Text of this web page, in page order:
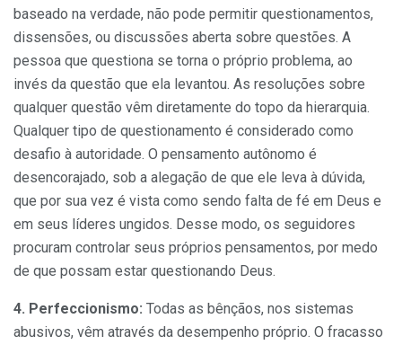
baseado na verdade, não pode permitir questionamentos,
dissensões, ou discussões aberta sobre questões. A
pessoa que questiona se torna o próprio problema, ao
invés da questão que ela levantou. As resoluções sobre
qualquer questão vêm diretamente do topo da hierarquia.
Qualquer tipo de questionamento é considerado como
desafio à autoridade. O pensamento autônomo é
desencorajado, sob a alegação de que ele leva à dúvida,
que por sua vez é vista como sendo falta de fé em Deus e
em seus líderes ungidos. Desse modo, os seguidores
procuram controlar seus próprios pensamentos, por medo
de que possam estar questionando Deus.
4. Perfeccionismo: Todas as bênçãos, nos sistemas
abusivos, vêm através da desempenho próprio. O fracasso